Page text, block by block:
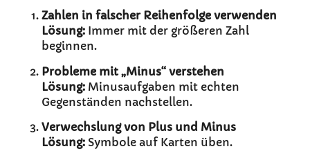
Zahlen in falscher Reihenfolge verwenden
Lösung: Immer mit der größeren Zahl
beginnen.
Probleme mit „Minus“ verstehen
Lösung: Minusaufgaben mit echten
Gegenständen nachstellen.
Verwechslung von Plus und Minus
Lösung: Symbole auf Karten üben.